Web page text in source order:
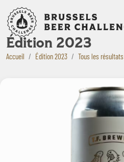
Édition 2023
Accueil Édition 2023 Tous les résultats